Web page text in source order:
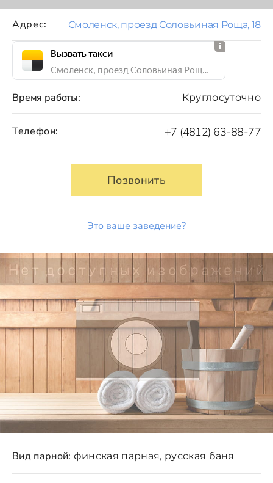
Время работы: Круглосуточно
Телефон: +7 (4812) 63-88-77
Позвонить
Это ваше заведение?
Адрес: Смоленск, проезд Соловьиная Роща, 18
Вызвать такси
Смоленск, проезд Соловьиная Роща, 18
Вид парной: финская парная, русская баня